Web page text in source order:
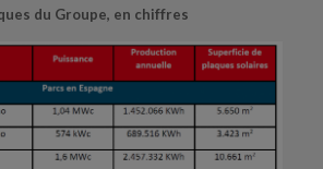
du Groupe, en chiffres